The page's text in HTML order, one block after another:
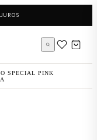
LK Sneakers
SPECIAL PINK